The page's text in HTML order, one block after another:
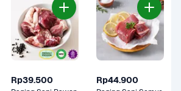
Rp39.500 Rp44.900